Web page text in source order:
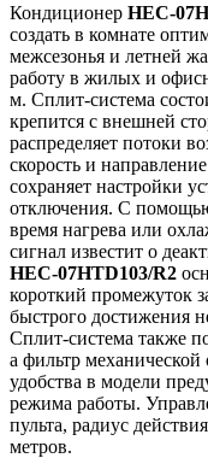
Кондиционер HEC-
создать в комнате
межсезонья и летней
работу в жилых и
м. Сплит-система
крепится с внешней
распределяет потоки
скорость и
сохраняет настройки
отключения. С
время нагрева или
сигнал известит о
HEC-07HTD103/R2
короткий промежуток
быстрого достижения
Сплит-система также
а фильтр
удобства в модели
режима работы.
пульта, радиус
метров.